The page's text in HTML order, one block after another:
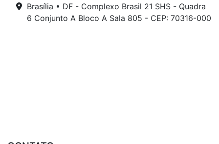
Brasília • DF - Complexo Brasil 21 SHS - Quadra
6 Conjunto A Bloco A Sala 805 - CEP: 70316-000